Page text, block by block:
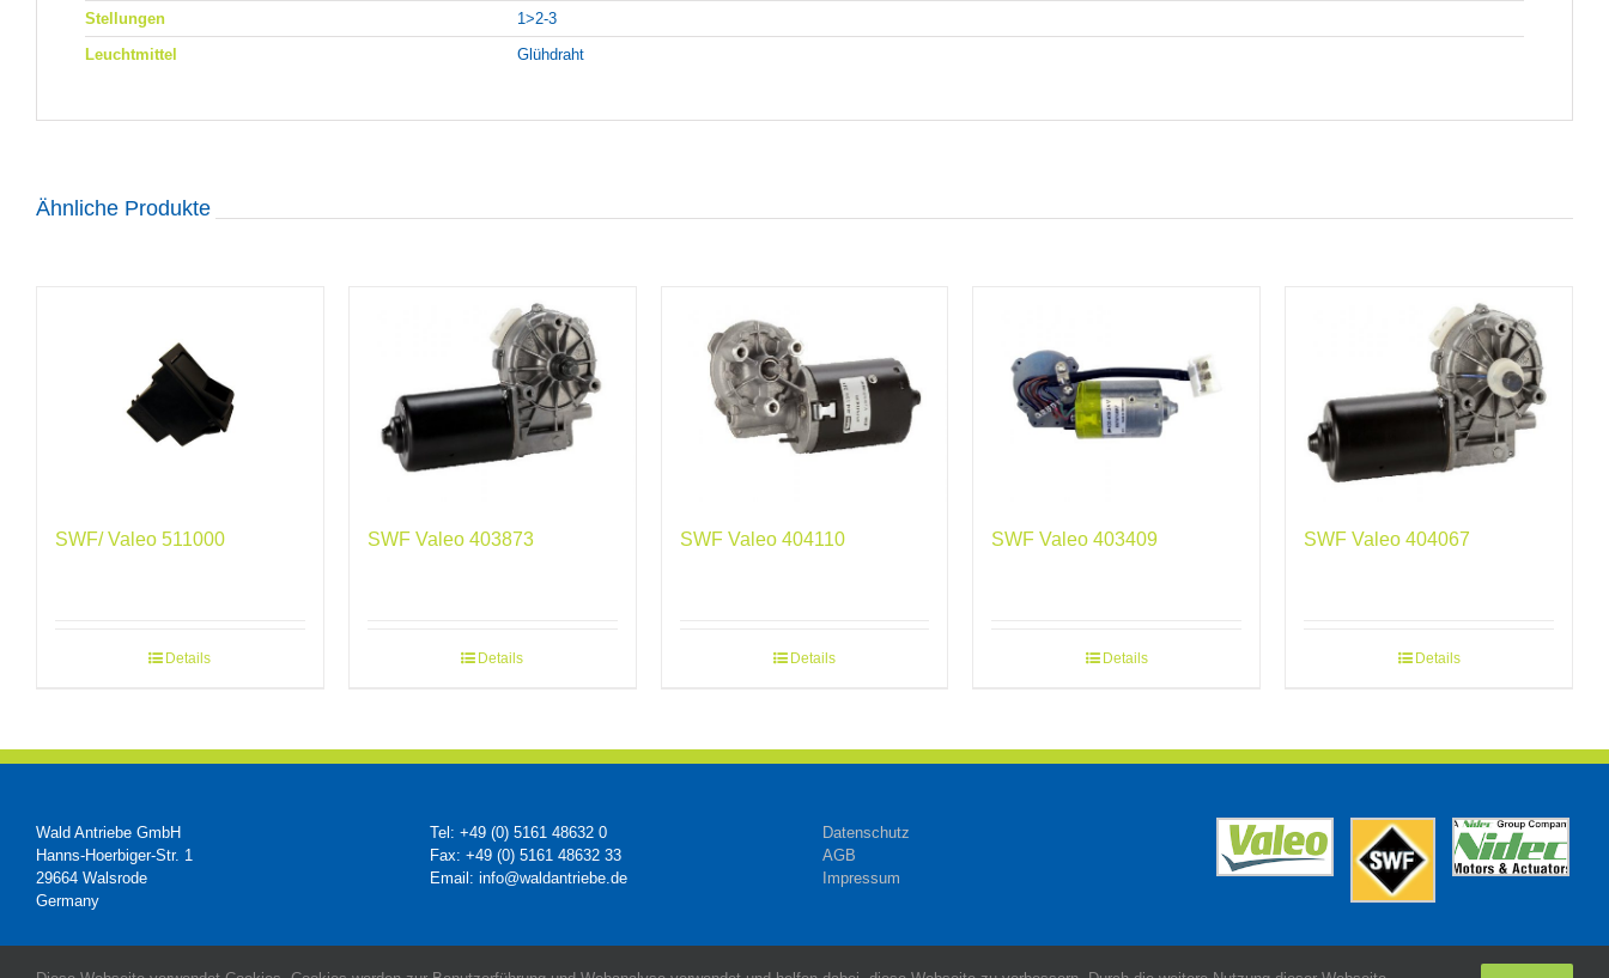
Stellungen
1>2-3
Leuchtmittel
Glühdraht
Ähnliche Produkte
SWF/ Valeo 511000
Details
SWF Valeo 403873
Details
SWF Valeo 404110
Details
SWF Valeo 403409
Details
SWF Valeo 404067
Details
Wald Antriebe GmbH
Hanns-Hoerbiger-Str. 1
29664 Walsrode
Germany
Tel: +49 (0) 5161 48632 0
Fax: +49 (0) 5161 48632 33
Email: info@waldantriebe.de
Datenschutz
AGB
Impressum